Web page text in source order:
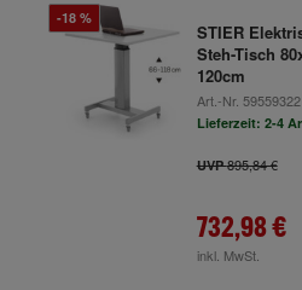
-18 %
STIER
Steh-Tisch
120cm
Art.-Nr. 59559322
Lieferzeit: 2-4
UVP895,84 €
732,98 €
inkl. MwSt.